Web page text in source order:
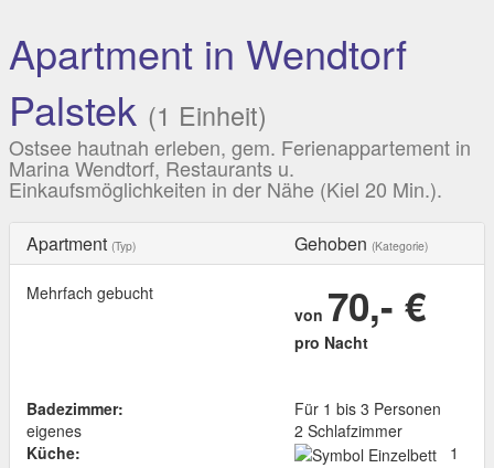
Apartment in Wendtorf
Palstek (1 Einheit)
Ostsee hautnah erleben, gem. Ferienappartement in
Marina Wendtorf, Restaurants u.
Einkaufsmöglichkeiten in der Nähe (Kiel 20 Min.).
Apartment (Typ) Gehoben (Kategorie)
Mehrfach gebucht
von 70,- €
pro Nacht
Badezimmer:
eigenes
Küche:
Für 1 bis 3 Personen
2 Schlafzimmer
1